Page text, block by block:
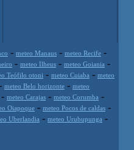
- meteo Manaus - meteo Recife -
- meteo Ilheus - meteo Goiania -
Teófilo otoni - meteo Cuiaba - meteo
meteo Belo horizonte - meteo
- meteo Carajas - meteo Corumba -
Oiapoque - meteo Pocos de caldas -
Uberlandia - meteo Urubupunga -